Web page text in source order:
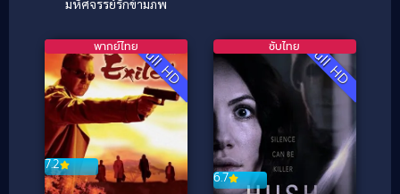
มหัศจรรย์รักข้ามภพ
Full HD
7.2
พากย์ไทย Full HD
6.7
ซับไทย